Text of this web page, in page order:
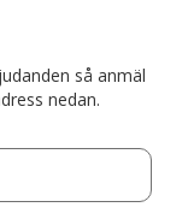
så anmäl
nedan.